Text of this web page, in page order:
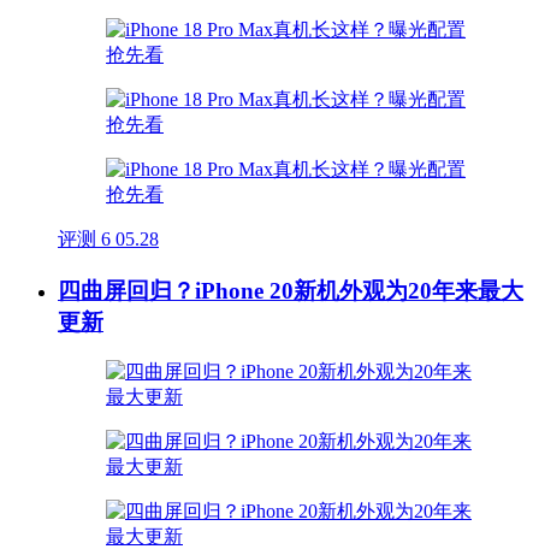
评测 6 05.28
四曲屏回归？iPhone 20新机外观为20年来最大
更新